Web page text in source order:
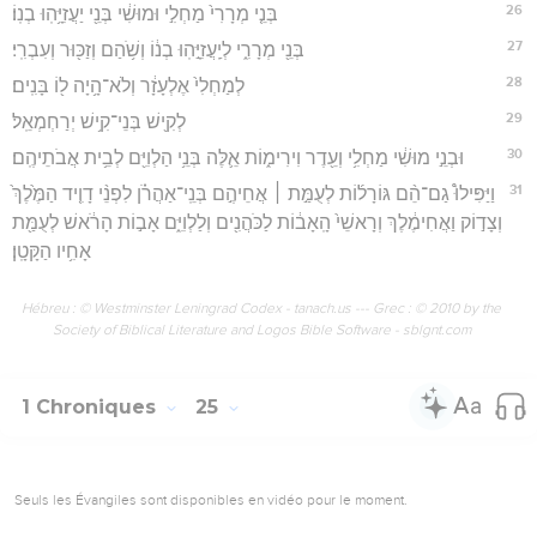
26 בְּנֵ֤י מְרָרִי֙ מַחְלִ֣י וּמוּשִׁ֔י בְּנֵ֖י יַעֲזִיָּ֥הֽוּ בְנֽוֹ׃
27 בְּנֵ֖י מְרָרִ֑י לְיַֽעֲזִיָּ֣הֽוּ בְנ֔וֹ וְשֹׁ֥הַם וְזַכּ֖וּר וְעִבְרִֽי׃
28 לְמַחְלִי֙ אֶלְעָזָ֔ר וְלֹא־הָ֥יָה ל֖וֹ בָּנִֽים׃
29 לְקִ֖ישׁ בְּנֵי־קִ֥ישׁ יְרַחְמְאֵֽל׃
30 וּבְנֵ֣י מוּשִׁ֔י מַחְלִ֥י וְעֵ֖דֶר וִירִימ֑וֹת אֵ֛לֶּה בְּנֵ֥י הַלְוִיִּ֖ם לְבֵ֥ית אֲבֹתֵיהֶֽם׃
31
וַיַּפִּילוּ֩ גַם־הֵ֨ם גּוֹרָל֜וֹת לְעֻמַּ֣ת ׀ אֲחֵיהֶ֣ם בְּנֵֽי־אַהֲרֹ֗ן לִפְנֵ֨י דָוִ֤יד הַמֶּ֙לֶךְ֙
וְצָד֣וֹק וַאֲחִימֶ֔לֶךְ וְרָאשֵׁי֙ הָֽאָב֔וֹת לַכֹּהֲנִ֖ים וְלַלְוִיִּ֑ם אָב֣וֹת הָרֹ֔אשׁ לְעֻמַּ֖ת
אָחִ֥יו הַקָּטָֽן׃
Hébreu : © Westminster Leningrad Codex - tanach.us --- Grec : © 2010 by the
Society of Biblical Literature and Logos Bible Software - sblgnt.com
1 Chroniques 25
Seuls les Évangiles sont disponibles en vidéo pour le moment.